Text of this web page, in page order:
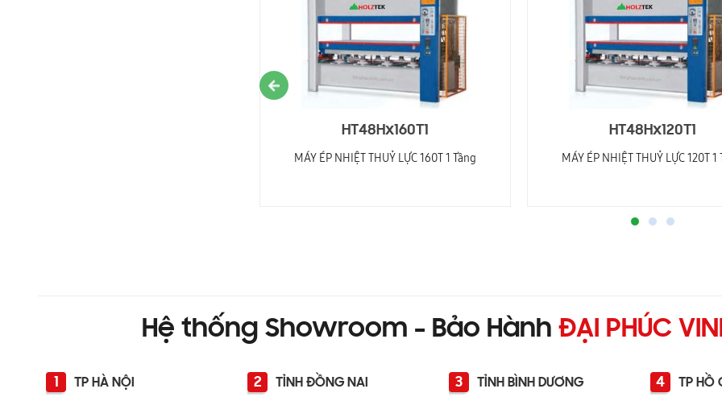
HT48Hx160T1
MÁY ÉP NHIỆT THUỶ LỰC 160T 1 Tầng
HT48Hx120T1
MÁY ÉP NHIỆT THUỶ LỰC 120T 1
Hệ thống Showroom - Bảo Hành ĐẠI PHÚC
1 TP HÀ NỘI 2 TỈNH ĐỒNG NAI 3 TỈNH BÌNH DƯƠNG 4 TP HỒ